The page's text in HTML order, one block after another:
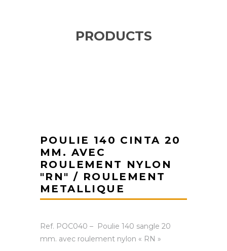
PRODUCTS
POULIE 140 CINTA 20
MM. AVEC
ROULEMENT NYLON
"RN" / ROULEMENT
METALLIQUE
Ref. POC040 – Poulie 140 sangle 20
mm. avec roulement nylon « RN »